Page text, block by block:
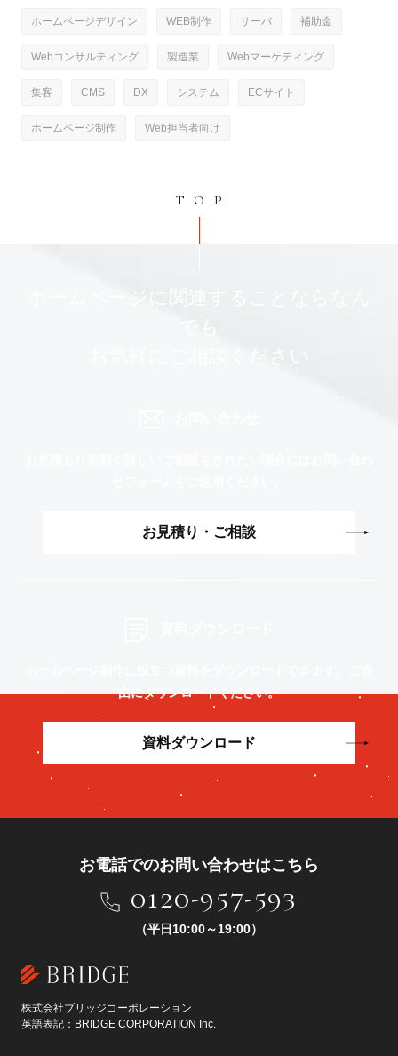
ホームページデザイン WEB制作 サーバ 補助金
Webコンサルティング 製造業 Webマーケティング
集客 CMS DX システム ECサイト
ホームページ制作 Web担当者向け
TOP
お見積り・ご相談
由にダウンロードください。
資料ダウンロード
お電話でのお問い合わせはこちら
0120-957-593
（平日10:00～19:00）
株式会社ブリッジコーポレーション
英語表記：BRIDGE CORPORATION Inc.